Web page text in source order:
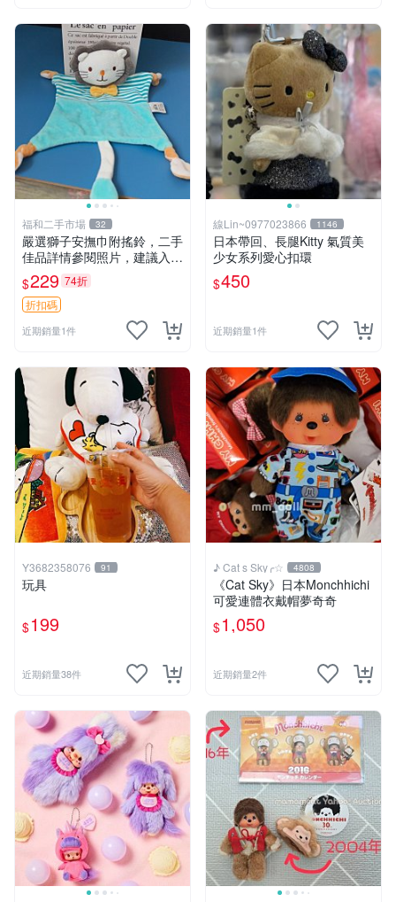
福和二手市場 32
嚴選獅子安撫巾附搖鈴，二手
佳品詳情參閱照片，建議入手
前多加斟酌。獅子 撫慰巾 達
人必備
$229 74折
折扣碼
近期銷量1件
線Lin~0977023866 1146
日本帶回、長腿Kitty 氣質美
少女系列愛心扣環
$450
近期銷量1件
Y3682358076 91
玩具
$199
近期銷量38件
♪ Cat s Sky╭☆ 4808
《Cat Sky》日本Monchhichi
可愛連體衣戴帽夢奇奇
$1,050
近期銷量2件